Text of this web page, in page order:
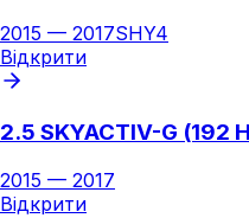
2015 — 2017SHY4
Відкрити
2.5 SKYACTIV-G (192
2015 — 2017
Відкрити